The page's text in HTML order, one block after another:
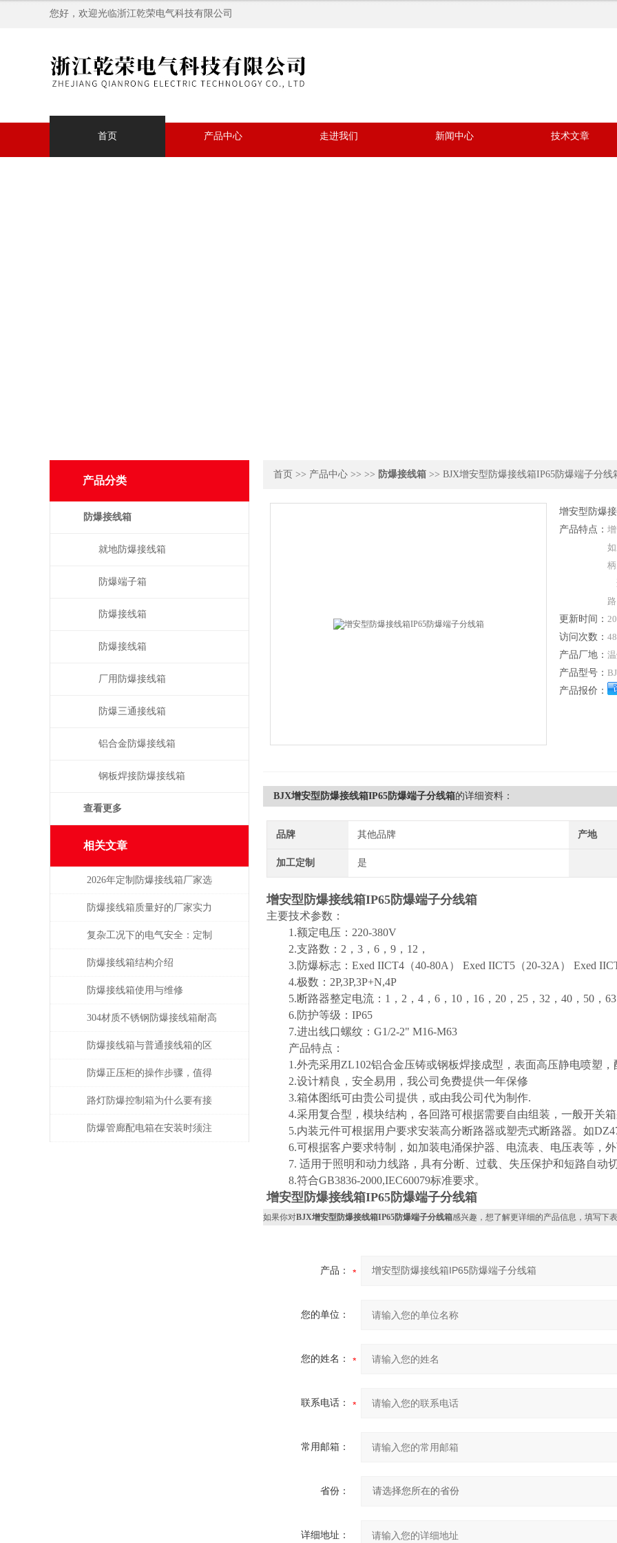
您好，欢迎光临浙江乾荣电气科技有限公司
首页 产品中心 走进我们 新闻中心 技术文章
首页 >> 产品中心 >> >> 防爆接线箱 >> BJX增安型防爆接线箱IP65防爆端子分线
增安型防爆
产品特点：
柄
更新时间：
访问次数：
产品厂地：
产品型号：
产品报价：
BJX增安型防爆接线箱IP65防爆端子分线箱的详细资料：
品牌 其他品牌 产地
加工定制 是
增安型防爆接线箱IP65防爆端子分线箱
主要技术参数：
1.额定电压：220-380V
2.支路数：2，3，6，9，12，
3.防爆标志：Exed IICT4（40-80A） Exed IICT5（20-32A） Exed
4.极数：2P,3P,3P+N,4P
5.断路器整定电流：1，2，4，6，10，16，20，25，32，40，50，63
6.防护等级：IP65
7.进出线口螺纹：G1/2-2" M16-M63
产品特点：
1.外壳采用ZL102铝合金压铸或钢板焊接成型，表面高压静电喷塑，
2.设计精良，安全易用，我公司免费提供一年保修
3.箱体图纸可由贵公司提供，或由我公司代为制作.
4.采用复合型，模块结构，各回路可根据需要自由组装，一般开关
5.内装元件可根据用户要求安装高分断路器或塑壳式断路器。如DZ47
6.可根据客户要求特制，如加装电涌保护器、电流表、电压表等，外
7. 适用于照明和动力线路，具有分断、过载、失压保护和短路自动
8.符合GB3836-2000,IEC60079标准要求。
增安型防爆接线箱IP65防爆端子分线箱
如果你对BJX增安型防爆接线箱IP65防爆端子分线箱感兴趣，想了解更详细的产品信息，填写下
产品：
您的单位：
您的姓名：
联系电话：
常用邮箱：
省份：
详细地址：
产品分类
防爆接线箱
就地防爆接线箱
防爆端子箱
防爆接线箱
防爆接线箱
厂用防爆接线箱
防爆三通接线箱
铝合金防爆接线箱
钢板焊接防爆接线箱
查看更多
相关文章
2026年定制防爆接线箱厂家选
购指南
防爆接线箱质量好的厂家实力
与产品性能解读
复杂工况下的电气安全：定制
防爆接线箱优质厂家的解决方
案
防爆接线箱结构介绍
防爆接线箱使用与维修
304材质不锈钢防爆接线箱耐高
温多少
防爆接线箱与普通接线箱的区
别在哪?
防爆正压柜的操作步骤，值得
了解一下
路灯防爆控制箱为什么要有接
触器
防爆管廊配电箱在安装时须注